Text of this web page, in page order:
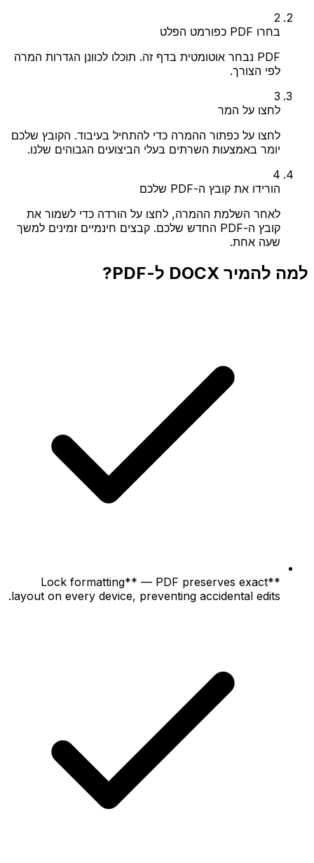
2
בחרו PDF כפורמט הפלט
PDF נבחר אוטומטית בדף זה. תוכלו לכוונן הגדרות המרה
לפי הצורך.
3
לחצו על המר
לחצו על כפתור ההמרה כדי להתחיל בעיבוד. הקובץ שלכם
יומר באמצעות השרתים בעלי הביצועים הגבוהים שלנו.
4
הורידו את קובץ ה-PDF שלכם
לאחר השלמת ההמרה, לחצו על הורדה כדי לשמור את
קובץ ה-PDF החדש שלכם. קבצים חינמיים זמינים למשך
שעה אחת.
למה להמיר DOCX ל-PDF?
**Lock formatting** — PDF preserves exact
layout on every device, preventing accidental edits.